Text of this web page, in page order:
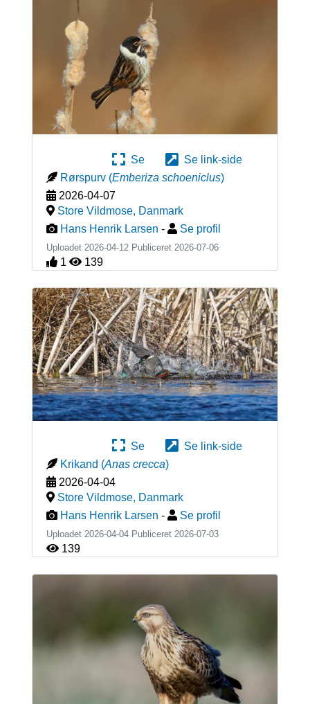
Se
Se link-side
Rørspurv (Emberiza schoeniclus)
2026-04-07
Store Vildmose, Danmark
Hans Henrik Larsen - Se profil
Uploadet 2026-04-12 Publiceret 2026-07-06
1 139
Se
Se link-side
Krikand (Anas crecca)
2026-04-04
Store Vildmose, Danmark
Hans Henrik Larsen - Se profil
Uploadet 2026-04-04 Publiceret 2026-07-03
139